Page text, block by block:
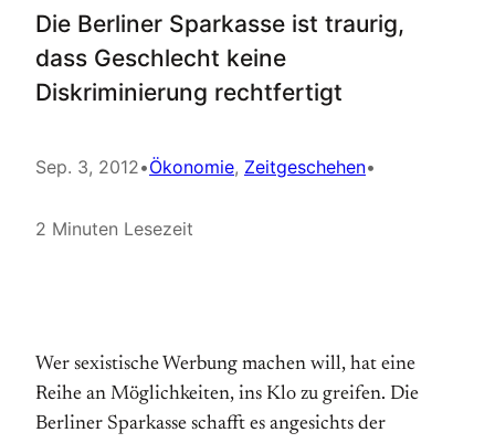
Die Berliner Sparkasse ist traurig,
dass Geschlecht keine
Diskriminierung rechtfertigt
Sep. 3, 2012•Ökonomie, Zeitgeschehen•
2 Minuten Lesezeit
Wer sexistische Werbung machen will, hat eine
Reihe an Möglichkeiten, ins Klo zu greifen. Die
Berliner Sparkasse schafft es angesichts der